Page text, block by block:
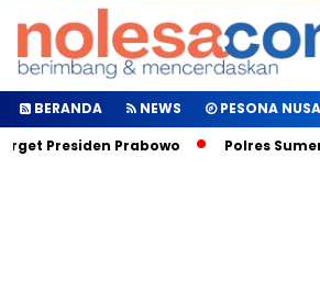
BERANDA NEWS PESONA
Presiden Prabowo
Polres